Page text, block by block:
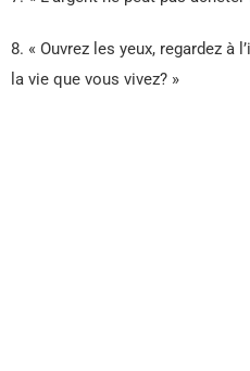
8. « Ouvrez les yeux, regardez à
la vie que vous vivez? »